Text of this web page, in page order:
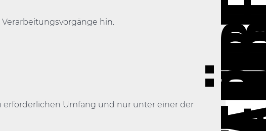
hin.
Umfang und nur unter einer der